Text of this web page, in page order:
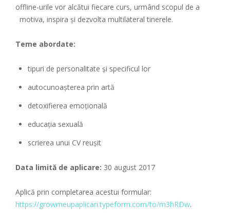
offline-urile vor alcătui fiecare curs, urmând scopul de a
motiva, inspira și dezvolta multilateral tinerele.
Teme abordate:
tipuri de personalitate și specificul lor
autocunoașterea prin artă
detoxifierea emoțională
educația sexuală
scrierea unui CV reușit
Data limită de aplicare: 30 august 2017
Aplică prin completarea acestui formular:
https://growmeupaplicari.typeform.com/to/m3hRDw.